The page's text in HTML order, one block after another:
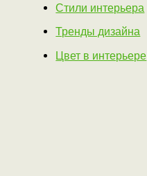
Стили интерьера
Тренды дизайна
Цвет в интерьере